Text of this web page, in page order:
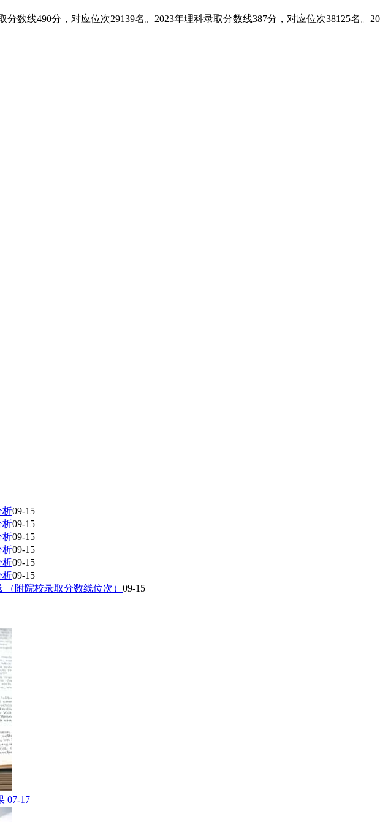
数线490分，对应位次29139名。2023年理科录取分数线387分，对应位次38125名。
析09-15
析09-15
析09-15
析09-15
析09-15
析09-15
附院校录取分数线位次） 09-15
07-17